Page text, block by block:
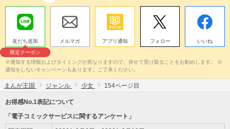
友だち追加
限定クーポン
メルマガ アプリ通知 フォロー いいね
※通知する情報およびタイミングが異なりますので、併せて受け取ることをお勧めします。 ※
通知をしないキャンペーンもあります。ご了承ください。
まんが王国 ジャンル 少女 154ページ目
お得感No.1表記について
「電子コミックサービスに関するアンケート」